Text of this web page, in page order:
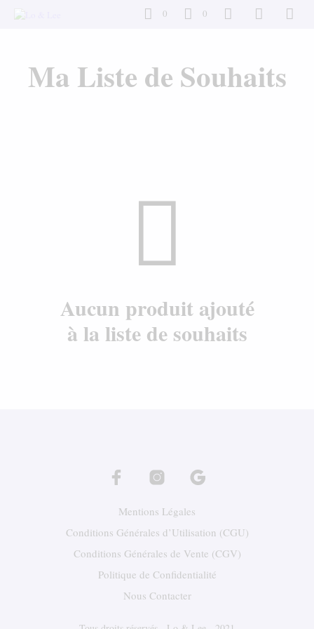
0 0
Ma Liste de Souhaits
Aucun produit ajouté
à la liste de souhaits
Mentions Légales
Conditions Générales d’Utilisation (CGU)
Conditions Générales de Vente (CGV)
Politique de Confidentialité
Nous Contacter